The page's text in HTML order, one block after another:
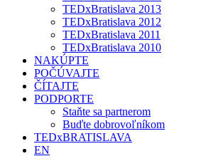
TEDxBratislava 2013
TEDxBratislava 2012
TEDxBratislava 2011
TEDxBratislava 2010
NAKÚPTE
POČÚVAJTE
ČÍTAJTE
PODPORTE
Staňte sa partnerom
Buďte dobrovoľníkom
TEDxBRATISLAVA
EN